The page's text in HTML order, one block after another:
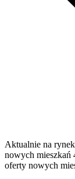
Aktualnie na
nowych mieszkań
oferty nowych